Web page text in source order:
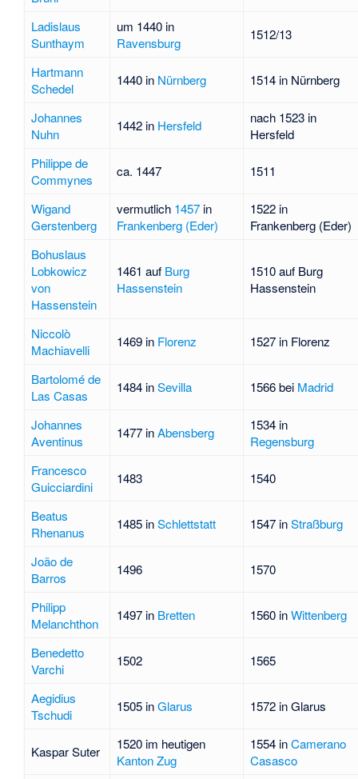
Ladislaus
Sunthaym
um 1440 in
Ravensburg
1512/13
Hartmann
Schedel
1440 in Nürnberg 1514 in Nürnberg
Johannes
Nuhn
1442 in Hersfeld
nach 1523 in
Hersfeld
Philippe de
Commynes
ca. 1447 1511
Wigand
Gerstenberg
vermutlich 1457in
Frankenberg (Eder)
1522 in
Frankenberg (Eder)
Bohuslaus
Lobkowicz
von
Hassenstein
1461 auf Burg
Hassenstein
1510 auf Burg
Hassenstein
Niccolò
Machiavelli
1469 in Florenz 1527 in Florenz
Bartolomé de
Las Casas
1484 inSevilla 1566 bei Madrid
Johannes
Aventinus
1477 inAbensberg
1534 in
Regensburg
Francesco
Guicciardini
1483 1540
Beatus
Rhenanus
1485 inSchlettstatt 1547 inStraßburg
João de
Barros
1496 1570
Philipp
Melanchthon
1497 in Bretten 1560 inWittenberg
Benedetto
Varchi
1502 1565
Aegidius
Tschudi
1505 inGlarus 1572 in Glarus
Kaspar Suter
1520 im heutigen
Kanton Zug
1554 inCamerano
Casasco